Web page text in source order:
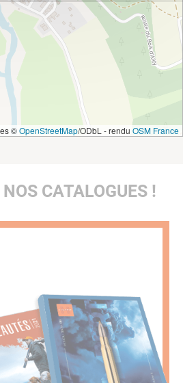
©OpenStreetMap/ODbL - rendu OSM France
CATALOGUES !